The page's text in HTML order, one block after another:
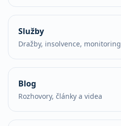
Služby
Dražby, insolvence, monitoring
Blog
Rozhovory, články a videa